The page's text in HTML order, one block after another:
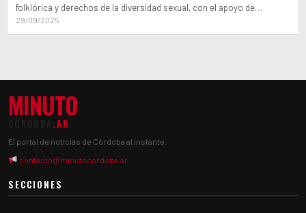
folklórica y derechos de la diversidad sexual, con el apoyo de…
29/09/2025
MINUTO
.AR
El portal de noticias de Córdoba al instante.
contacto@minutocordoba.ar
SECCIONES